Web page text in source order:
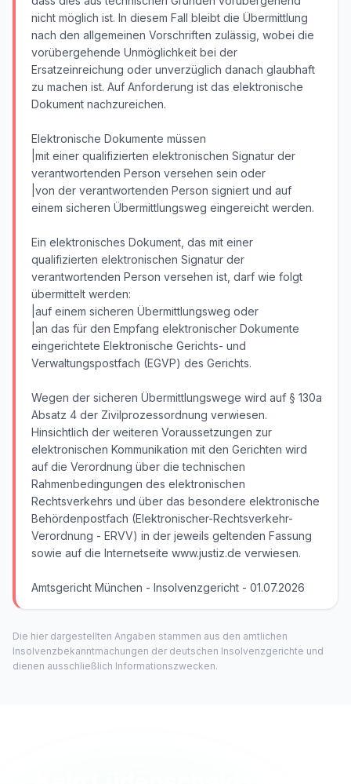
nicht möglich ist. In diesem Fall bleibt die Übermittlung
nach den allgemeinen Vorschriften zulässig, wobei die
vorübergehende Unmöglichkeit bei der
Ersatzeinreichung oder unverzüglich danach glaubhaft
zu machen ist. Auf Anforderung ist das elektronische
Dokument nachzureichen.
Elektronische Dokumente müssen
|mit einer qualifizierten elektronischen Signatur der
verantwortenden Person versehen sein oder
|von der verantwortenden Person signiert und auf
einem sicheren Übermittlungsweg eingereicht werden.
Ein elektronisches Dokument, das mit einer
qualifizierten elektronischen Signatur der
verantwortenden Person versehen ist, darf wie folgt
übermittelt werden:
|auf einem sicheren Übermittlungsweg oder
|an das für den Empfang elektronischer Dokumente
eingerichtete Elektronische Gerichts- und
Verwaltungspostfach (EGVP) des Gerichts.
Wegen der sicheren Übermittlungswege wird auf § 130a
Absatz 4 der Zivilprozessordnung verwiesen.
Hinsichtlich der weiteren Voraussetzungen zur
elektronischen Kommunikation mit den Gerichten wird
auf die Verordnung über die technischen
Rahmenbedingungen des elektronischen
Rechtsverkehrs und über das besondere elektronische
Behördenpostfach (Elektronischer-Rechtsverkehr-
Verordnung - ERVV) in der jeweils geltenden Fassung
sowie auf die Internetseite www.justiz.de verwiesen.
Amtsgericht München - Insolvenzgericht - 01.07.2026
Die hier dargestellten Angaben stammen aus den amtlichen
Insolvenzbekanntmachungen der deutschen Insolvenzgerichte und
dienen ausschließlich Informationszwecken.